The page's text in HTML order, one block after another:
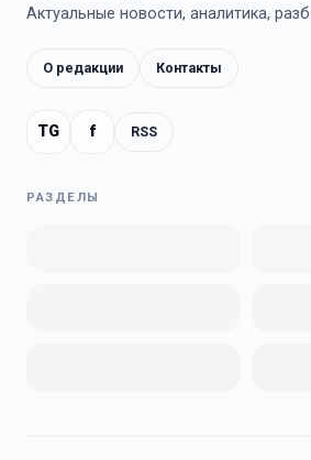
Актуальные новости, аналитика,
О редакции Контакты
TG f RSS
РАЗДЕЛЫ